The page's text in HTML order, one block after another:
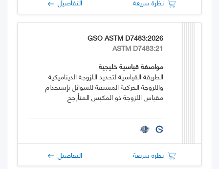
GSO ASTM D7483:2026
ASTM D7483:21
مواصفة قياسية خليجية
الطريقة القياسية لتحديد اللزوجة الديناميكية
واللزوجة الحركية المشتقة للسوائل بإستخدام
مقياس اللزوجة ذو المكبس المتأرجح
نظرة سريعة التفاصيل